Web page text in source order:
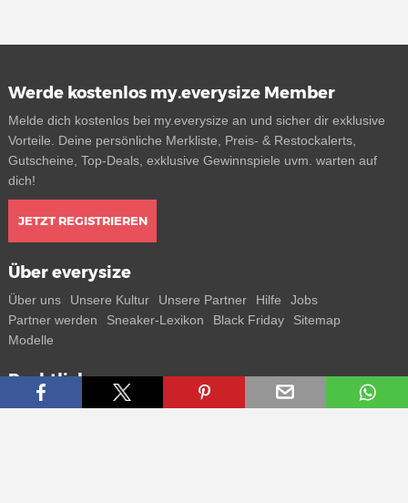
Werde kostenlos my.everysize Member
Melde dich kostenlos bei my.everysize an und sicher dir exklusive
Vorteile. Deine persönliche Merkliste, Preis- & Restockalerts,
Gutscheine, Top-Deals, exklusive Gewinnspiele uvm. warten auf
dich!
JETZT REGISTRIEREN
Über everysize
Über uns Unsere Kultur Unsere Partner Hilfe
Jobs
Partner werden
Sneaker-Lexikon Black Friday
Sitemap
Modelle
Rechtliches
AGB Datenschutz Impressum Kontakt